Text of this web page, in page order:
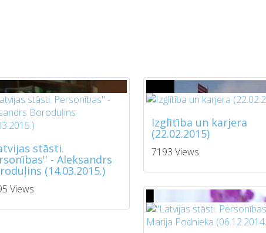
stāsti.
- Aleksandrs
(14.03.2015.)
Views
Izglītība un karjera
(22.02.2015)
7193 Views